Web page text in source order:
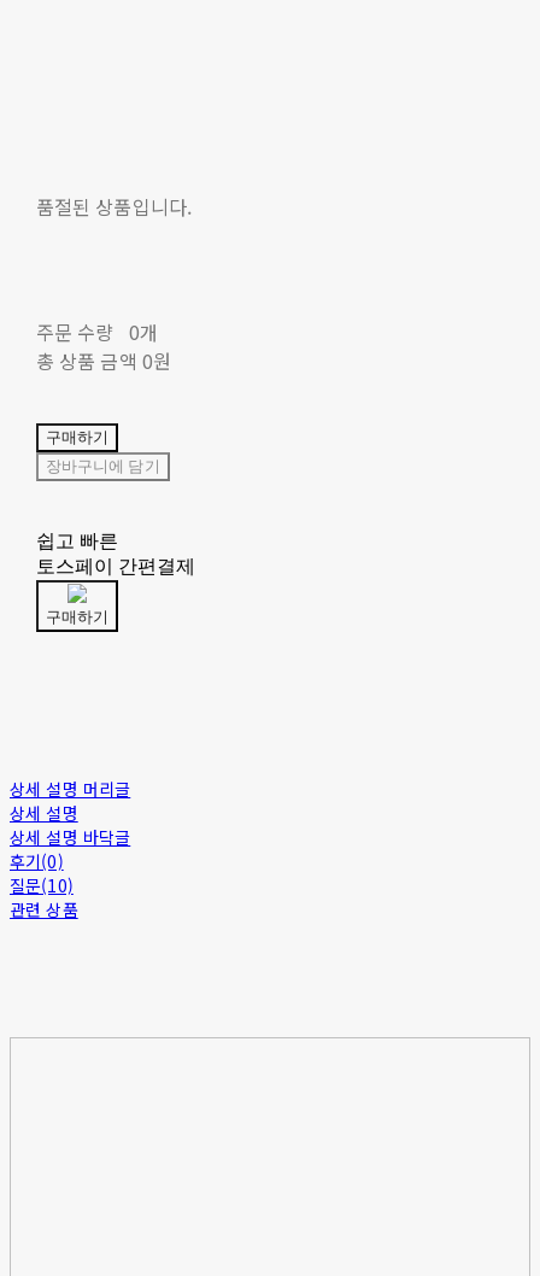
품절된 상품입니다.
주문 수량 0개
총 상품 금액 0원
구매하기
장바구니에 담기
쉽고 빠른
토스페이 간편결제
구매하기
상세 설명 머리글
상세 설명
상세 설명 바닥글
후기(0)
질문(10)
관련 상품